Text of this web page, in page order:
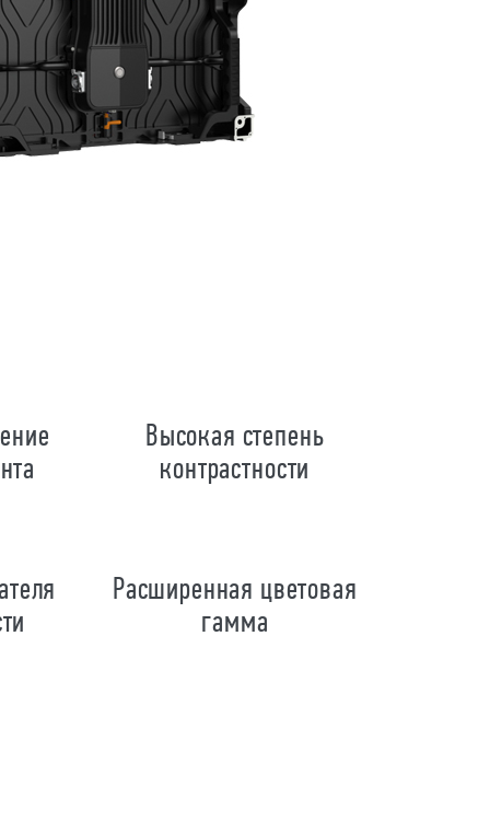
Высокая степень
контрастности
Расширенная цветовая
гамма